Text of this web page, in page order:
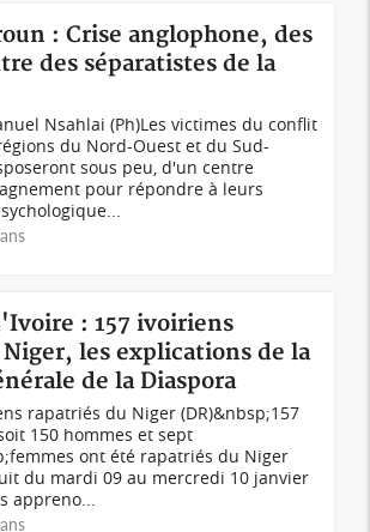
: Crise anglophone, des
des séparatistes de la
Nsahlai (Ph)Les victimes du conflit
du Nord-Ouest et du Sud-
sous peu, d'un centre
pour répondre à leurs
: 157 ivoiriens
les explications de la
de la Diaspora
rapatriés du Niger (DR)&nbsp;157
150 hommes et sept
ont été rapatriés du Niger
du mardi 09 au mercredi 10 janvier
appreno...